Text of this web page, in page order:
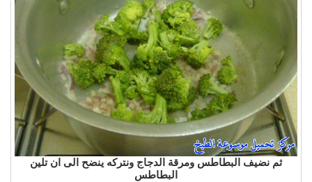
ثم نضيف البطاطس ومرقة الدجاج ونتركه ينضح الى ان تلين
البطاطس